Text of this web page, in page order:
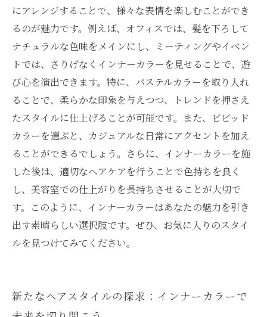
にアレンジすることで、様々な表情を楽しむことができ
るのが魅力です。例えば、オフィスでは、髪を下ろして
ナチュラルな色味をメインにし、ミーティングやイベン
トでは、さりげなくインナーカラーを見せることで、遊
び心を演出できます。特に、パステルカラーを取り入れ
ることで、柔らかな印象を与えつつ、トレンドを押さえ
たスタイルに仕上げることが可能です。また、ビビッド
カラーを選ぶと、カジュアルな日常にアクセントを加え
ることができるでしょう。さらに、インナーカラーを施
した後は、適切なヘアケアを行うことで色持ちを良く
し、美容室での仕上がりを長持ちさせることが大切で
す。このように、インナーカラーはあなたの魅力を引き
出す素晴らしい選択肢です。ぜひ、お気に入りのスタイ
ルを見つけてみてください。
新たなヘアスタイルの探求：インナーカラーで